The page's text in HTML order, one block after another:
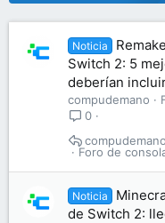
Noticia
Switch 2: 5
deberían
compudemano
0
Foro de
compudemano
Noticia
de Switch 2: